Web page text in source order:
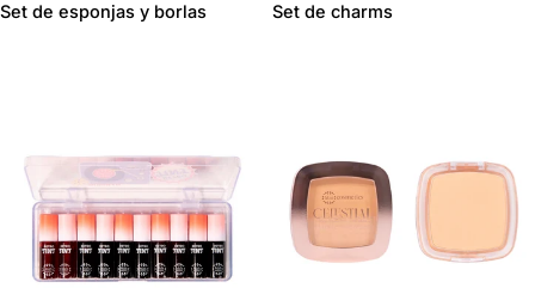
Set de esponjas y borlas Set de charms